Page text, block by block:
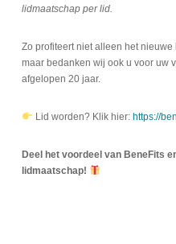
lidmaatschap per lid.
Zo profiteert niet alleen het
maar bedanken wij ook u voor uw
afgelopen 20 jaar.
Lid worden? Klik hier: https://
Deel het voordeel van BeneFits
lidmaatschap!